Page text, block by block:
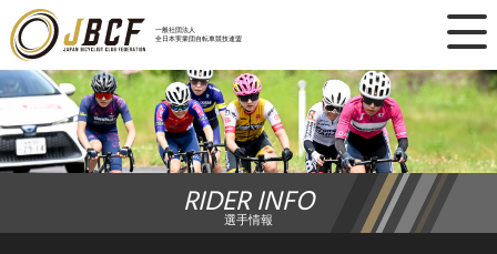
一般社団法人
全日本実業団自転車競技連盟
×
ニュース
レース日程
ランキング
RIDER INFO
選手情報